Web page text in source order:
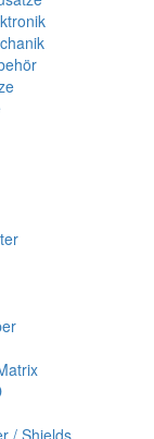
/ Shields